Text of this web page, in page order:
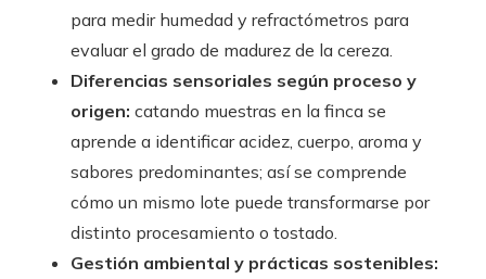
para medir humedad y refractómetros para
evaluar el grado de madurez de la cereza.
Diferencias sensoriales según proceso y
origen: catando muestras en la finca se
aprende a identificar acidez, cuerpo, aroma y
sabores predominantes; así se comprende
cómo un mismo lote puede transformarse por
distinto procesamiento o tostado.
Gestión ambiental y prácticas sostenibles: